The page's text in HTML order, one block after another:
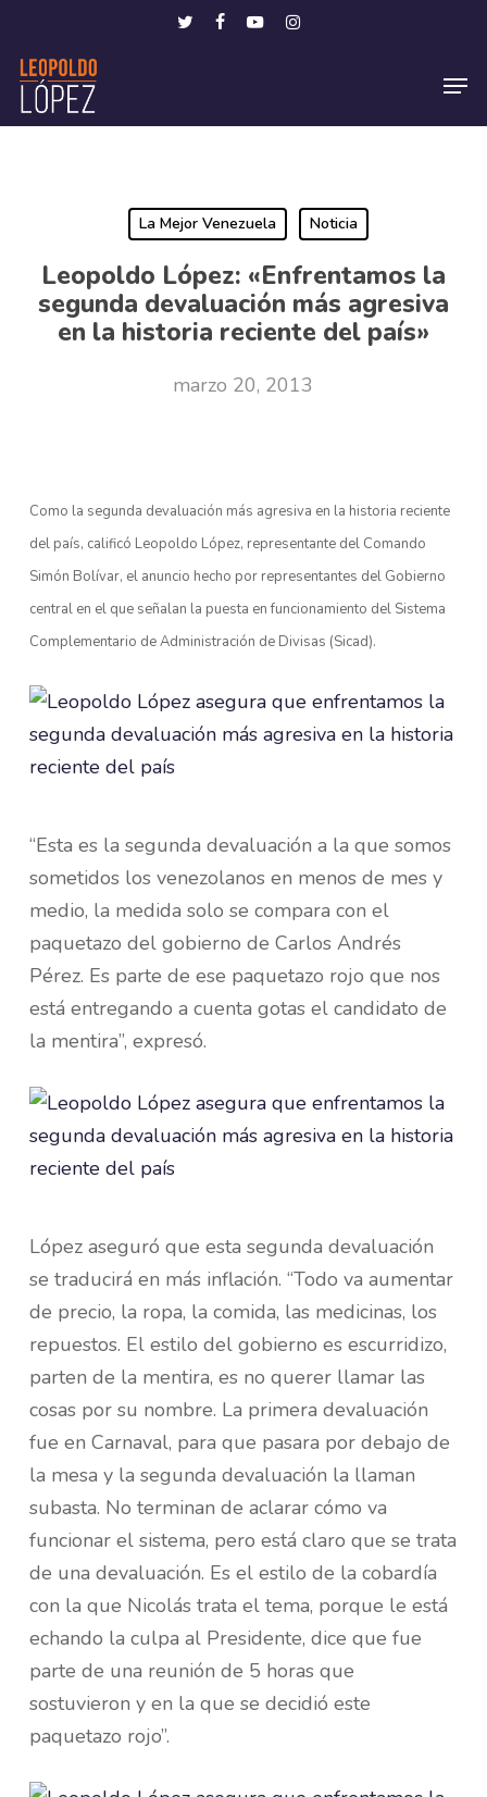
main
content
twitterfacebookyoutubeinstagram
La Mejor Venezuela Noticia
Leopoldo López: «Enfrentamos la
segunda devaluación más agresiva
en la historia reciente del país»
marzo 20, 2013
Como la segunda devaluación más agresiva en la historia reciente
del país, calificó Leopoldo López, representante del Comando
Simón Bolívar, el anuncio hecho por representantes del Gobierno
central en el que señalan la puesta en funcionamiento del Sistema
Complementario de Administración de Divisas (Sicad).
“Esta es la segunda devaluación a la que somos
sometidos los venezolanos en menos de mes y
medio, la medida solo se compara con el
paquetazo del gobierno de Carlos Andrés
Pérez. Es parte de ese paquetazo rojo que nos
está entregando a cuenta gotas el candidato de
la mentira”, expresó.
López aseguró que esta segunda devaluación
se traducirá en más inflación. “Todo va aumentar
de precio, la ropa, la comida, las medicinas, los
repuestos. El estilo del gobierno es escurridizo,
parten de la mentira, es no querer llamar las
cosas por su nombre. La primera devaluación
fue en Carnaval, para que pasara por debajo de
la mesa y la segunda devaluación la llaman
subasta. No terminan de aclarar cómo va
funcionar el sistema, pero está claro que se trata
de una devaluación. Es el estilo de la cobardía
con la que Nicolás trata el tema, porque le está
echando la culpa al Presidente, dice que fue
parte de una reunión de 5 horas que
sostuvieron y en la que se decidió este
paquetazo rojo”.